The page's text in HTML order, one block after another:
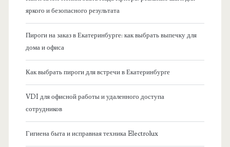
яркого и безопасного результата
Пироги на заказ в Екатеринбурге: как выбрать выпечку для
дома и офиса
Как выбрать пироги для встречи в Екатеринбурге
VDI для офисной работы и удаленного доступа
сотрудников
Гигиена быта и исправная техника Electrolux